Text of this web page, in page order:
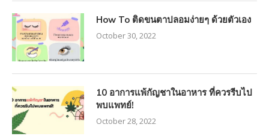
How To ติดขนตาปลอมง่ายๆ ด้วยตัวเอง
October 30, 2022
10 อาการแพ้กัญชาในอาหาร ที่ควรรีบไป
พบแพทย์!
October 28, 2022